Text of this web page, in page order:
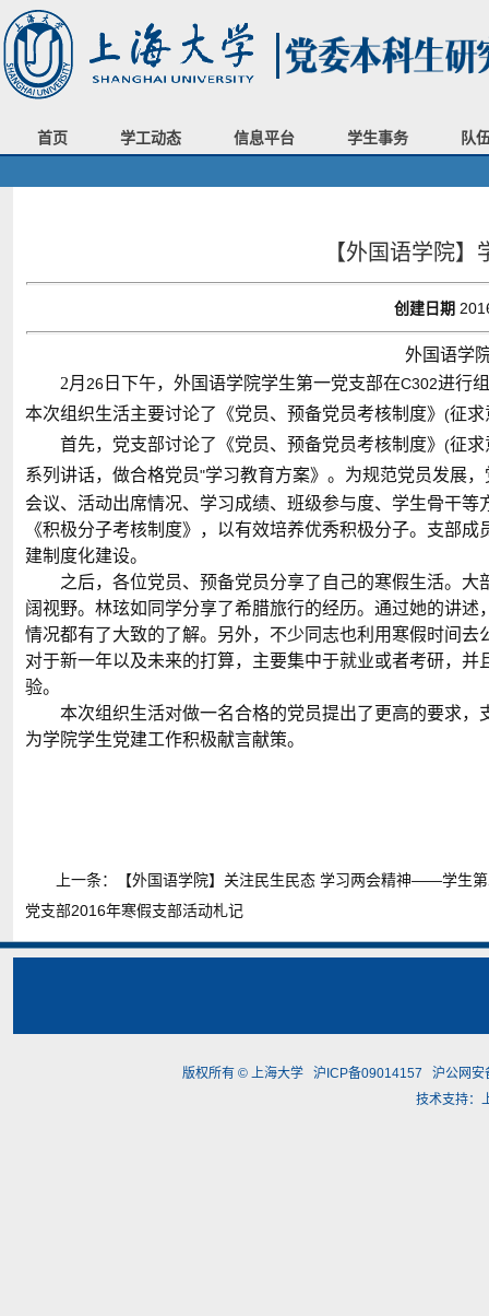
首页 学工动态 信息平台 学生事务 队
【外国语学院
创建日期
外国语学
2月 26 日下午，外国语学院学生第一党支部在C302进行
本次组织生活主要讨论了《党员、预备党员考核制度》(征求
首先，党支部讨论了《党员、预备党员考核制度》(征求
系列讲话，做合格党员"学习教育方案》。为规范党员发展
会议、活动出席情况、学习成绩、班级参与度、学生骨干
《积极分子考核制度》，以有效培养优秀积极分子。支部
建制度化建设。
之后，各位党员、预备党员分享了自己的寒假生活。
阔视野。林玹如同学分享了希腊旅行的经历。通过她的讲
情况都有了大致的了解。另外，不少同志也利用寒假时间
对于新一年以及未来的打算，主要集中于就业或者考研，
验。
本次组织生活对做一名合格的党员提出了更高的要求
为学院学生党建工作积极献言献策。
上一条：
【外国语学院】关注民生民态 学习两会精神——学生
党支部2016年寒假支部活动札记
版权所有 © 上海大学 沪ICP备09014157
沪公网
技术支持：